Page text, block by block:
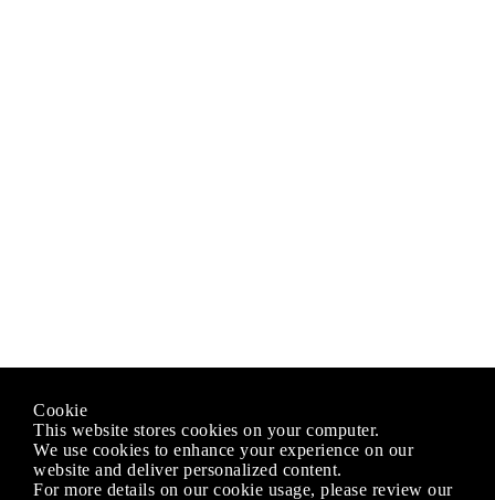
Cookie
This website stores cookies on your computer.
We use cookies to enhance your experience on our
website and deliver personalized content.
For more details on our cookie usage, please review our